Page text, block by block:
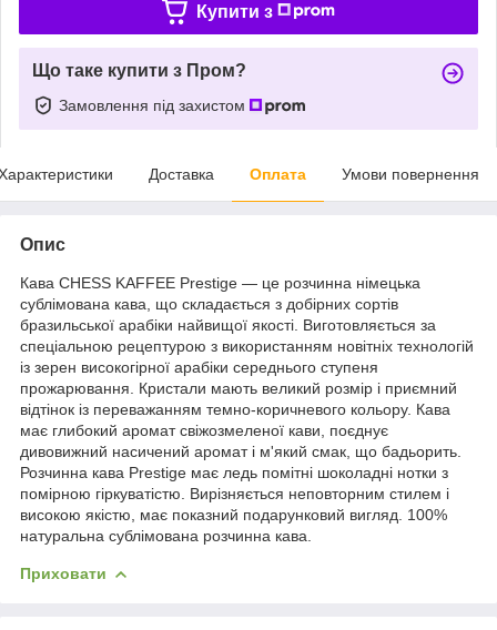
Купити з
Що таке купити з Пром?
Замовлення під захистом
Доставка Оплата Умови повернення
Опис
Кава CHESS KAFFEE Prestige — це розчинна німецька
сублімована кава, що складається з добірних сортів
бразильської арабіки найвищої якості. Виготовляється за
спеціальною рецептурою з використанням новітніх технологій
із зерен високогірної арабіки середнього ступеня
прожарювання. Кристали мають великий розмір і приємний
відтінок із переважанням темно-коричневого кольору. Кава
має глибокий аромат свіжозмеленої кави, поєднує
дивовижний насичений аромат і м'який смак, що бадьорить.
Розчинна кава Prestige має ледь помітні шоколадні нотки з
помірною гіркуватістю. Вирізняється неповторним стилем і
високою якістю, має показний подарунковий вигляд. 100%
натуральна сублімована розчинна кава.
Приховати